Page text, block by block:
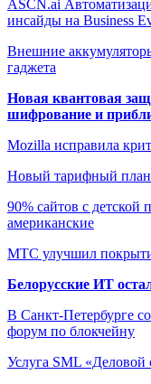
ASCN.ai
инсайды на Business
Внешние
гаджета
Новая квантовая
шифрование и
Mozilla исправила
Новый тарифный
90% сайтов с детской
американские
МТС улучшил
Белорусские ИТ
В Санкт-Петербурге
форум по блокчейну
Услуга SML «Деловой